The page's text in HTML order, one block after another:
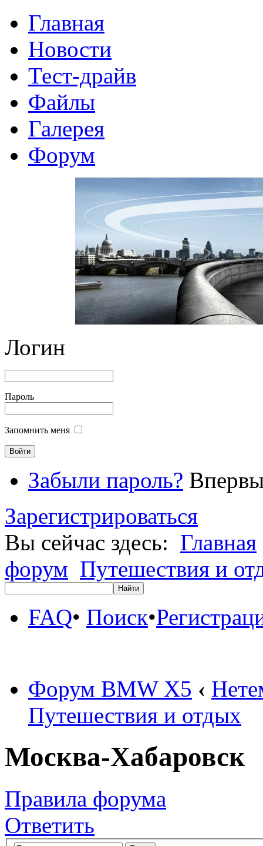
Главная
Новости
Тест-драйв
Файлы
Галерея
Форум
Логин
Пароль
Запомнить меня
Забыли пароль?
Зарегистрироваться
Вы сейчас здесь: Главная
форум Путешествия и
FAQ• Поиск•
Форум BMW X5 ‹
Путешествия и отдых
Москва-Хабаровск
Правила форума
Ответить